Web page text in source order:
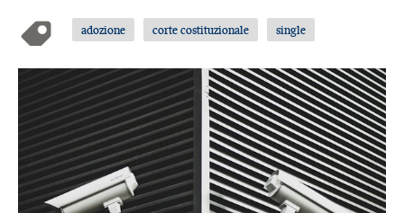
adozione corte costituzionale single